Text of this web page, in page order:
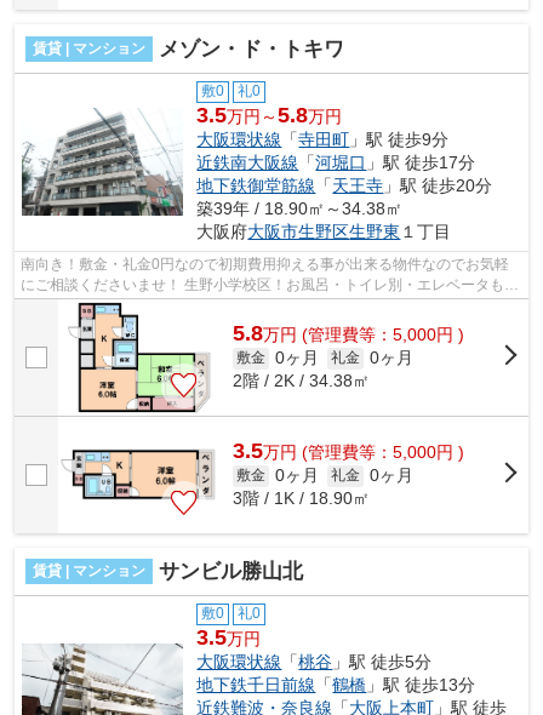
賃貸 | マンション メゾン・ド・トキワ
敷0 礼0
3.5万円～5.8万円
大阪環状線 「寺田町 」駅 徒歩9分
近鉄南大阪線 「河堀口 」駅 徒歩17分
地下鉄御堂筋線 「天王寺 」駅 徒歩20分
築39年 / 18.90㎡～34.38㎡
大阪府大阪市生野区生野東 １丁目
南向き！敷金・礼金0円なので初期費用抑える事が出来る物件なのでお気軽
にご相談くださいませ！ 生野小学校区！お風呂・トイレ別・エレベータも完
備しております。 ■□■□■□■□■□■□■□■□...
5.8万円 (管理費等：5,000円 )
敷金 0ヶ月 礼金 0ヶ月
2階 / 2K / 34.38㎡
3.5万円 (管理費等：5,000円 )
敷金 0ヶ月 礼金 0ヶ月
3階 / 1K / 18.90㎡
賃貸 | マンション サンビル勝山北
敷0 礼0
3.5万円
大阪環状線 「桃谷 」駅 徒歩5分
地下鉄千日前線 「鶴橋 」駅 徒歩13分
近鉄難波・奈良線 「大阪上本町 」駅 徒歩